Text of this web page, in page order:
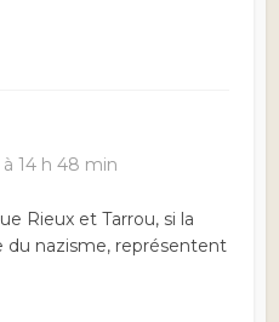
14 h 48 min
Rieux et Tarrou, si la
nazisme, représentent